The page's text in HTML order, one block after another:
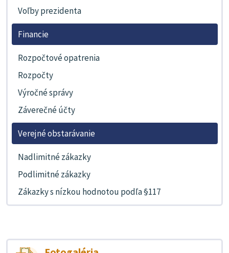
Voľby prezidenta
Financie
Rozpočtové opatrenia
Rozpočty
Výročné správy
Záverečné účty
Verejné obstarávanie
Nadlimitné zákazky
Podlimitné zákazky
Zákazky s nízkou hodnotou podľa §117